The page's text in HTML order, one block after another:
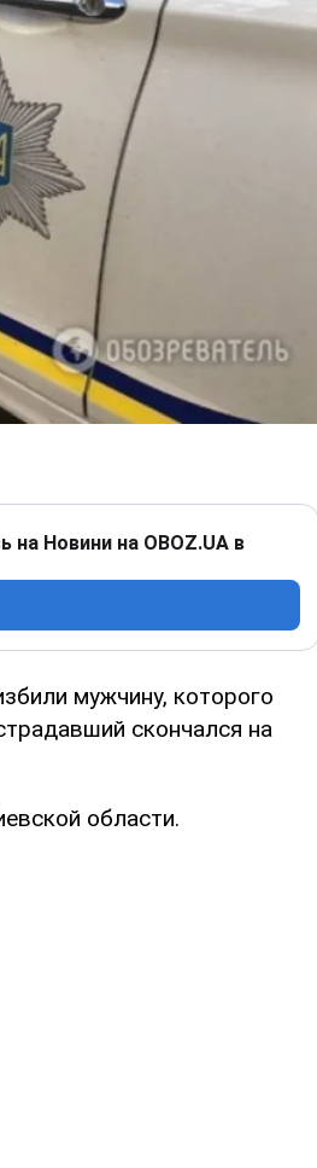
на Новини на OBOZ.UA в
мужчину, которого
скончался на
области.